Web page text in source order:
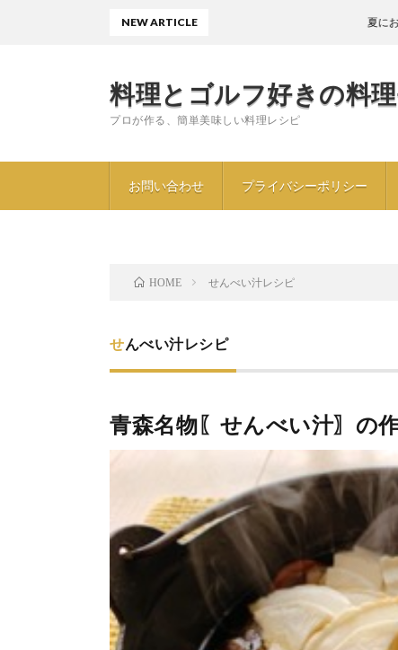
料理とゴルフ好きの料
プロが作る、簡単美味しい料理レシピ
お問い合わせ プライバシーポリシー
NEW ARTICLE 夏におすすめ
HOME せんべい汁レシピ
せんべい汁レシピ
青森名物〖せんべい汁〗の